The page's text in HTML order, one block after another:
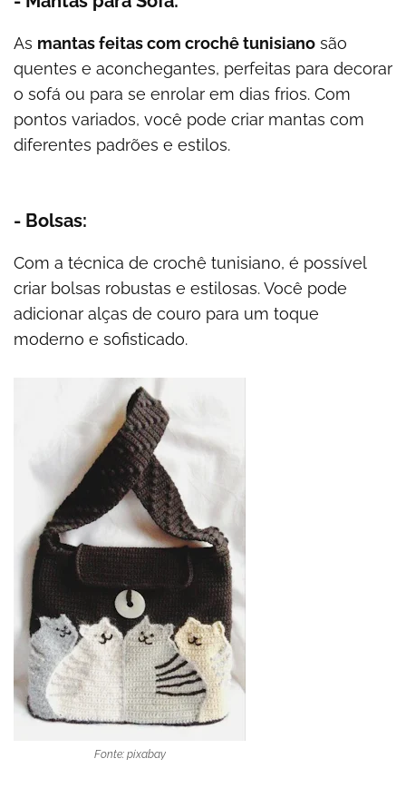
As mantas feitas com crochê tunisiano são
quentes e aconchegantes, perfeitas para decorar
o sofá ou para se enrolar em dias frios. Com
pontos variados, você pode criar mantas com
diferentes padrões e estilos.
- Bolsas:
Com a técnica de crochê tunisiano, é possível
criar bolsas robustas e estilosas. Você pode
adicionar alças de couro para um toque
moderno e sofisticado.
Fonte: pixabay